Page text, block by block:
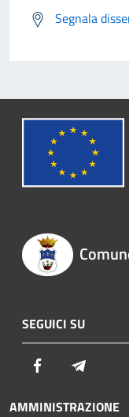
Segnala
SEGUICI SU
Facebook
AMMINISTRAZIONE